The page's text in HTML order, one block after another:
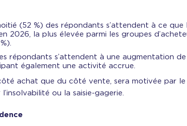
(52 %) des répondants s’attendent à ce
la plus élevée parmi les groupes
répondants s’attendent à une augmentation
également une activité accrue.
achat que du côté vente, sera motivée par le
ou la saisie-gagerie.